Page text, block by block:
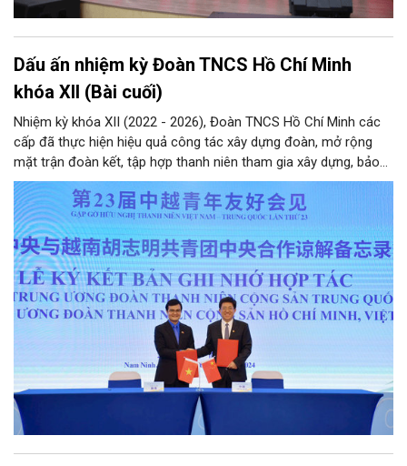
Dấu ấn nhiệm kỳ Đoàn TNCS Hồ Chí Minh
khóa XII (Bài cuối)
Nhiệm kỳ khóa XII (2022 - 2026), Đoàn TNCS Hồ Chí Minh các
cấp đã thực hiện hiệu quả công tác xây dựng đoàn, mở rộng
mặt trận đoàn kết, tập hợp thanh niên tham gia xây dựng, bảo
vệ Đảng và hệ thống chính trị; công tác quốc tế thanh niên;
tham mưu, phối hợp… Qua đó hoàn thành các mục tiêu nghị
quyết Đại hội Đoàn khóa XII đặt ra, hướng tới nhiệm kỳ khóa XIII
với hành động cách mạng thống nhất: “Tuổi trẻ Việt Nam tiên
phong trong kỷ nguyên mới”.